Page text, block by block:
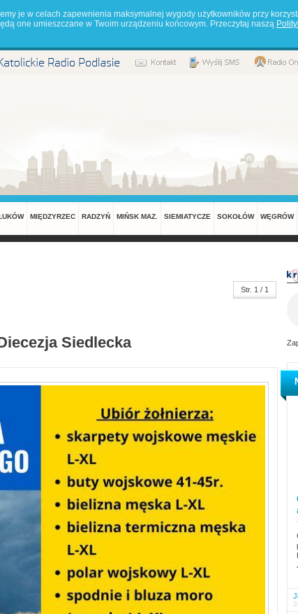
je w celach zapewnienia maksymalnej wygody użytkowników przy
one umieszczane w Twoim urządzeniu końcowym. Przeczytaj naszą
MIĘDZYRZEC RADZYŃ MIŃSK MAZ. SIEMIATYCZE SOKOŁÓW WĘGRÓW
Str. 1 / 1
Siedlecka